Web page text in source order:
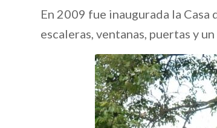
En 2009 fue inaugurada la
escaleras, ventanas, puertas y